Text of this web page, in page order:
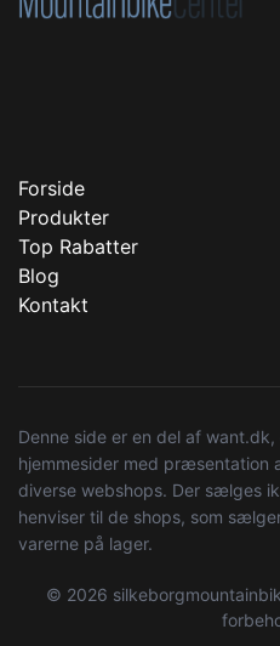
Forside
Produkter
Top Rabatter
Blog
Kontakt
Denne side er en del af
hjemmesider med præsentation
diverse webshops. Der sælges
henviser til de shops, som
varerne på lager.
© 2026